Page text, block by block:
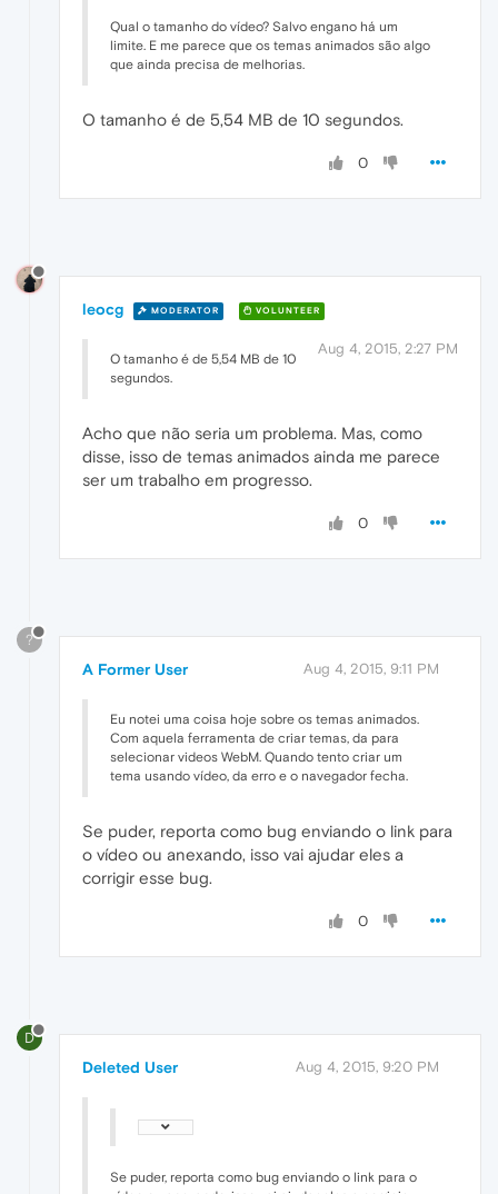
Qual o tamanho do vídeo? Salvo engano há um
limite. E me parece que os temas animados são algo
que ainda precisa de melhorias.
O tamanho é de 5,54 MB de 10 segundos.
0
leocg MODERATOR VOLUNTEER
Aug 4, 2015, 2:27 PM
O tamanho é de 5,54 MB de 10
segundos.
Acho que não seria um problema. Mas, como
disse, isso de temas animados ainda me parece
ser um trabalho em progresso.
0
?
A Former User Aug 4, 2015, 9:11 PM
Eu notei uma coisa hoje sobre os temas animados.
Com aquela ferramenta de criar temas, da para
selecionar videos WebM. Quando tento criar um
tema usando vídeo, da erro e o navegador fecha.
Se puder, reporta como bug enviando o link para
o vídeo ou anexando, isso vai ajudar eles a
corrigir esse bug.
0
D
Deleted User Aug 4, 2015, 9:20 PM
Se puder, reporta como bug enviando o link para o